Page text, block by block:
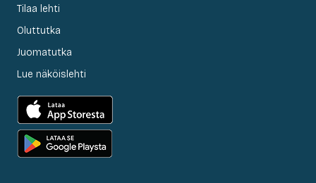
Tilaa lehti
Oluttutka
Juomatutka
Lue näköislehti